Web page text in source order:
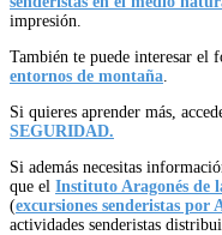
impresión.
También te puede interesar el
entornos de montaña
Si quieres aprender más,
SEGURIDAD.
Si además necesitas
que el Instituto Aragonés de
(excursiones senderistas por
actividades senderistas